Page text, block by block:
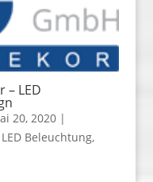
– LED
20, 2020|
LED Beleuchtung,